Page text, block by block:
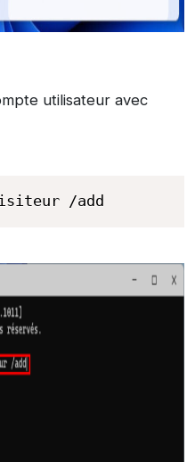
utilisateur avec
/add